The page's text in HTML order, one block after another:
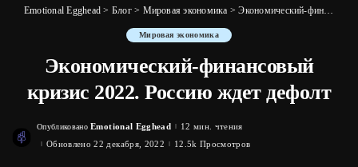
Emotional Egghead > Блог> Мировая экономика >Экономический-финансовый кризис 2022. Россию ждет дефолт
Мировая экономика
Экономический-финансовый
кризис 2022. Россию ждет дефолт
Posted
Опубликовано Emotional Egghead
12 мин. чтения
Обновлено 22 декабря, 2022
12.5k Просмотров